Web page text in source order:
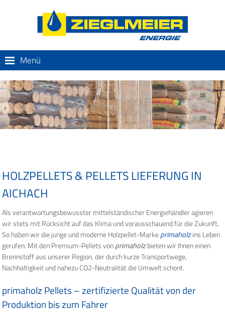
Menü
HOLZPELLETS & PELLETS LIEFERUNG IN
AICHACH
Als verantwortungsbewusster mittelständischer Energiehändler agieren
wir stets mit Rücksicht auf das Klima und vorausschauend für die Zukunft.
So haben wir die junge und moderne Holzpellet-Markeprimaholzins Leben
gerufen. Mit den Premium-Pellets vonprimaholzbieten wir Ihnen einen
Brennstoff aus unserer Region, der durch kurze Transportwege,
Nachhaltigkeit und nahezu CO2-Neutralität die Umwelt schont.
primaholz Pellets – zertifizierte Qualität von der
Produktion bis zum Fahrer